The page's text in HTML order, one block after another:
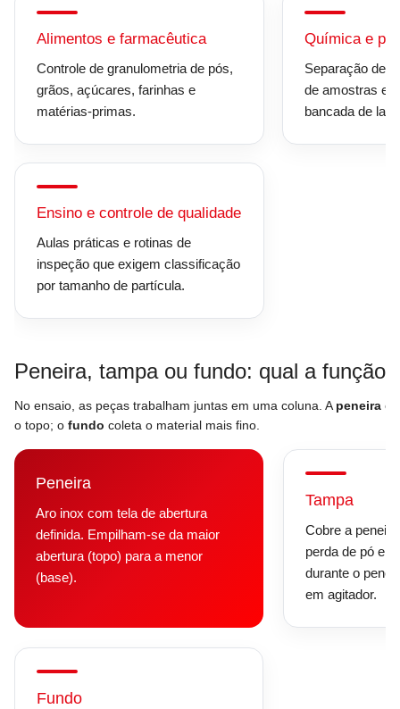
Alimentos e farmacêutica
Controle de granulometria de pós,
grãos, açúcares, farinhas e
matérias-primas.
Química e
Separação de
de amostras e
bancada de
Ensino e controle de qualidade
Aulas práticas e rotinas de
inspeção que exigem classificação
por tamanho de partícula.
Peneira, tampa ou fundo: qual a função
No ensaio, as peças trabalham juntas em uma coluna. A peneira
o topo; o fundo coleta o material mais fino.
Peneira
Aro inox com tela de abertura
definida. Empilham-se da maior
abertura (topo) para a menor
(base).
Tampa
Cobre a
perda de pó e
durante o
em agitador.
Fundo